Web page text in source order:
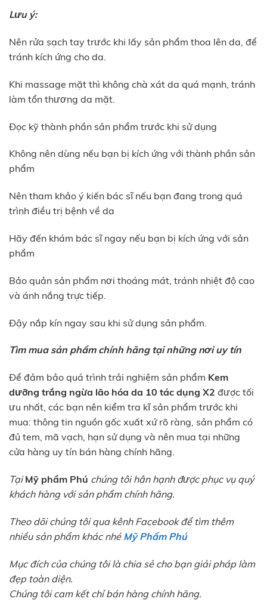
Lưu ý:
Nên rửa sạch tay trước khi lấy sản phẩm thoa lên da, để
tránh kích ứng cho da.
Khi massage mặt thì không chà xát da quá mạnh, tránh
làm tổn thương da mặt.
Đọc kỹ thành phần sản phẩm trước khi sử dụng
Không nên dùng nếu bạn bị kích ứng với thành phần sản
phẩm
Nên tham khảo ý kiến bác sĩ nếu bạn đang trong quá
trình điều trị bệnh về da
Hãy đến khám bác sĩ ngay nếu bạn bị kích ứng với sản
phẩm
Bảo quản sản phẩm nơi thoáng mát, tránh nhiệt độ cao
và ánh nắng trực tiếp.
Đậy nắp kín ngay sau khi sử dụng sản phẩm.
Tìm mua sản phẩm chính hãng tại những nơi uy tín
Để đảm bảo quá trình trải nghiệm sản phẩm Kem
dưỡng trắng ngừa lão hóa da 10 tác dụng X2 được tối
ưu nhất, các bạn nên kiểm tra kĩ sản phẩm trước khi
mua: thông tin nguồn gốc xuất xứ rõ ràng, sản phẩm có
đủ tem, mã vạch, hạn sử dụng và nên mua tại những
cửa hàng uy tín bán hàng chính hãng.
TạiMỹ phẩm Phú chúng tôi hân hạnh được phục vụ quý
khách hàng với sản phẩm chính hãng.
Theo dõi chúng tôi qua kênh Facebook để tìm thêm
nhiều sản phẩm khác nhé Mỹ Phẩm Phú
Mục đích của chúng tôi là chia sẻ cho bạn giải pháp làm
đẹp toàn diện.
Chúng tôi cam kết chỉ bán hàng chính hãng.